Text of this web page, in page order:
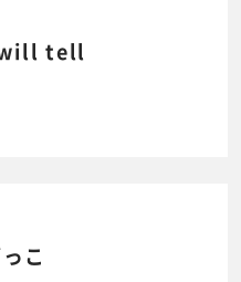
tell
こ